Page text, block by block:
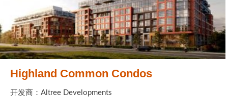
Highland Common Condos
开发商：Altree Developments